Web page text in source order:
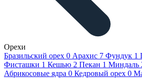
Орехи
Бразильский орех 0 Арахис 7 Фундук 1
Фисташки 1 Кешью 2 Пекан 1 Миндаль
Абрикосовые ядра 0 Кедровый орех 0